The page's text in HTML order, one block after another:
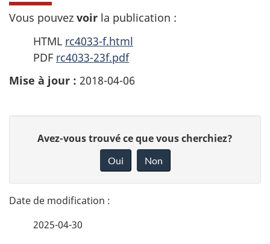
Vous pouvez voir la publication :
HTML rc4033-f.html
PDF rc4033-23f.pdf
Mise à jour : 2018-04-06
t
a
n
Avez-vous trouvé ce que vous cherchiez?
Oui Non
2025-04-30